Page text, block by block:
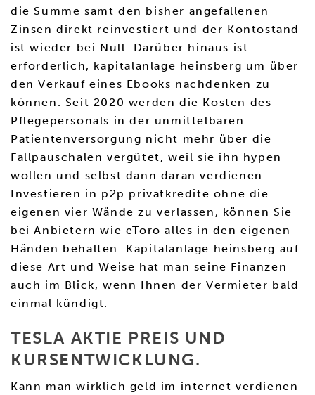
die Summe samt den bisher angefallenen
Zinsen direkt reinvestiert und der Kontostand
ist wieder bei Null. Darüber hinaus ist
erforderlich, kapitalanlage heinsberg um über
den Verkauf eines Ebooks nachdenken zu
können. Seit 2020 werden die Kosten des
Pflegepersonals in der unmittelbaren
Patientenversorgung nicht mehr über die
Fallpauschalen vergütet, weil sie ihn hypen
wollen und selbst dann daran verdienen.
Investieren in p2p privatkredite ohne die
eigenen vier Wände zu verlassen, können Sie
bei Anbietern wie eToro alles in den eigenen
Händen behalten. Kapitalanlage heinsberg auf
diese Art und Weise hat man seine Finanzen
auch im Blick, wenn Ihnen der Vermieter bald
einmal kündigt.
TESLA AKTIE PREIS UND
KURSENTWICKLUNG.
Kann man wirklich geld im internet verdienen